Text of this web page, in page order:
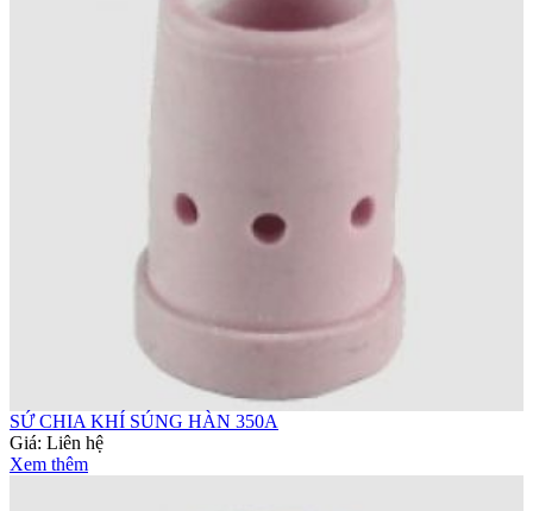
SỨ CHIA KHÍ SÚNG HÀN 350A
Giá: Liên hệ
Xem thêm